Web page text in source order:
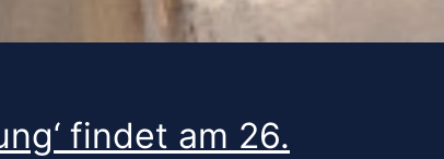
findet am 26.